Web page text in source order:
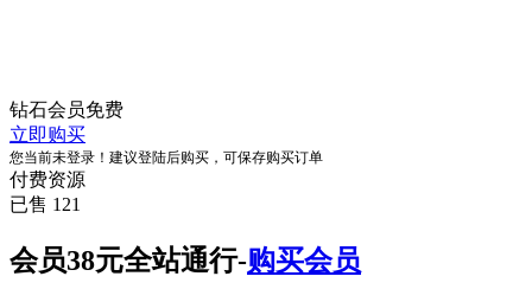
钻石会员免费
立即购买
您当前未登录！建议登陆后购买，可保存购买订单
付费资源
已售 121
会员38元全站通行-购买会员